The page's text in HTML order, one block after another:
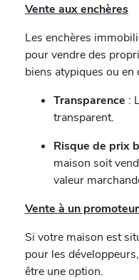
Vente aux enchères
Les enchères
pour vendre des
biens atypiques ou en
Transparence :
transparent.
Risque de prix
maison soit
valeur
Vente à un
Si votre maison est
pour les
être une option.